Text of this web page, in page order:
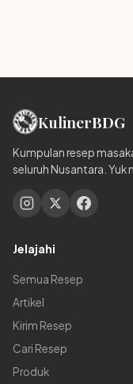
KulinerBDG
Kumpulan resep
seluruh Nusantara. Yuk
Jelajahi
Semua Resep
Artikel
Kirim Resep
Cari Resep
Produk